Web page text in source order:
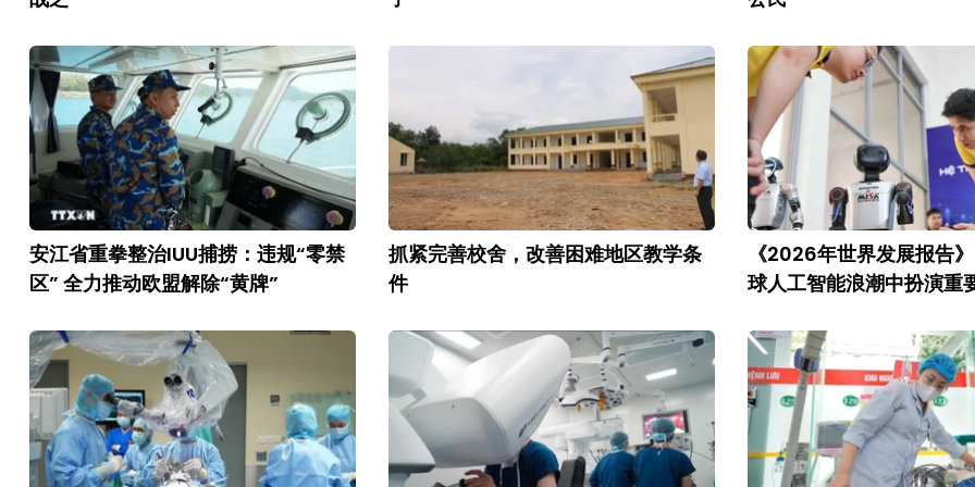
安江省重拳整治IUU捕捞：违规“零禁
区” 全力推动欧盟解除“黄牌”
抓紧完善校舍，改善困难地区教学条
件
《2026年世界发展报告
球人工智能浪潮中扮演重